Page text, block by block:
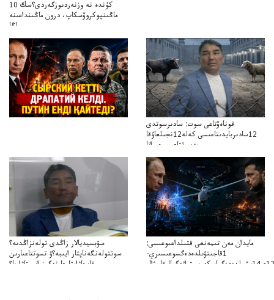
10 كۇندە نە وزنەردىوزگەردى؟سك
ماڭىنپوكروۆسكاپ، درون ماڭىنداعىنە
جاڭا
باقاساپباسشىنىدرونكتيكاسوعىسىجانەجاڭاباسقولباسشىنىڭتاكتيكاسى
قوناەۆتاعى سوت: سادىرسوتدى
12سادىربايدىتاعىسى كەلە12نجىلعاۇقا
مەسوتتاعىسىجىراتا
المكەلەتىندەربۇقامەنقويدىاجىراتاالمايما؟
سۋبسيديالار زاڭدى تولەنزاڭدىە؟
سوتتولەنگەناپتار ايىبە؟ۋ تسوتتاعىارىن
قايجاۋاپتارعا نەگىز ايىپتاۋا ما؟
مايدان مەن تىمەنعى قتىلداعىوعىسى:
1قاجىتۋىلدەدەگسوعىسىري-